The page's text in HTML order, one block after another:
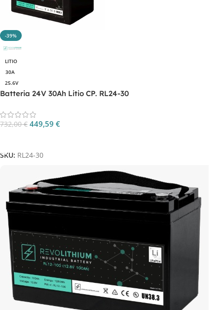
-39%
LITIO
30A
25.6V
Batteria 24V 30Ah Litio CP. RL24-30
732,00€ 449,59 €
SKU: RL24-30